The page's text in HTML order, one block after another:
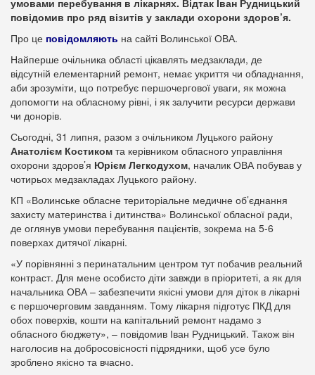
умовами перебування в лікарнях. Відтак Іван Рудницький
повідомив про ряд візитів у заклади охорони здоров’я.
Про це повідомляють на сайті Волинської ОВА.
Найперше очільника області цікавлять медзаклади, де
відсутній елементарний ремонт, немає укриття чи обладнання,
аби зрозуміти, що потребує першочергової уваги, як можна
допомогти на обласному рівні, і як залучити ресурси держави
чи донорів.
Сьогодні, 31 липня, разом з очільником Луцького району
Анатолієм Костиком та керівником обласного управління
охорони здоров’я Юрієм Легкодухом, началик ОВА побував у
чотирьох медзакладах Луцького району.
КП «Волинське обласне територіальне медичне об’єднання
захисту материнства і дитинства» Волинської обласної ради,
де оглянув умови перебування пацієнтів, зокрема на 5-6
поверхах дитячої лікарні.
«У порівнянні з перинатальним центром тут побачив реальний
контраст. Для мене особисто діти завжди в пріоритеті, а як для
начальника ОВА – забезпечити якісні умови для діток в лікарні
є першочерговим завданням. Тому лікарня підготує ПКД для
обох поверхів, кошти на капітальний ремонт надамо з
обласного бюджету», – повідомив Іван Рудницький. Також він
наголосив на добросовісності підрядники, щоб усе було
зроблено якісно та вчасно.